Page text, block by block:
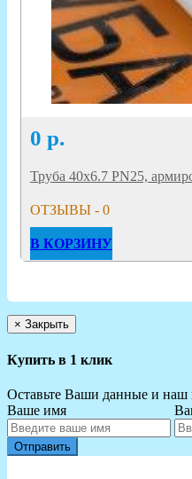
0 р.
Труба 40х6.7 PN25,
ОТЗЫВЫ - 0
В КОРЗИНУ
× Закрыть
Купить в 1 клик
Оставьте Ваши данные и наш
Ваше имя
Отправить